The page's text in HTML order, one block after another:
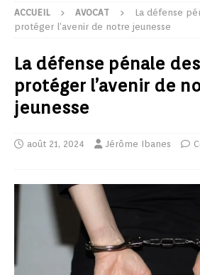
ACCUEIL AVOCAT
La défense
protéger l’avenir de notre jeunesse
La défense pénale
protéger l’avenir de
jeunesse
août 21, 2024 Jérôme Ibanes